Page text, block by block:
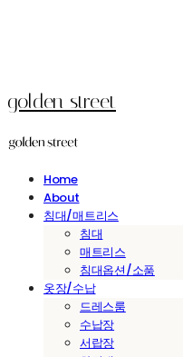
golden street
Home
About
침대/매트리스
침대
매트리스
침대옵션/소품
옷장/수납
드레스룸
수납장
서랍장